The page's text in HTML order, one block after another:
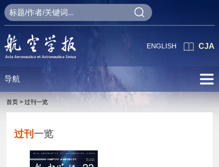
CJA
ENGLISH
导航
首页 > 过刊一览
过刊 一览